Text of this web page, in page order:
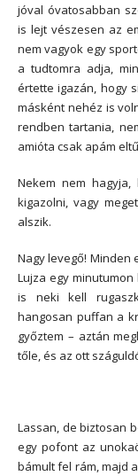
jóval óvatosabban
is lejt vészesen az
nem vagyok egy
a tudtomra adja,
értette igazán, hogy
másként nehéz is
rendben tartania,
amióta csak apám
Nekem nem hagyja,
kigazolni, vagy
alszik.
Nagy levegő! Minden
Lujza egy
is neki kell
hangosan puffan a
győztem – aztán
tőle, és az ott
Lassan, de biztosan
egy pofont az
bámult fel rám, majd